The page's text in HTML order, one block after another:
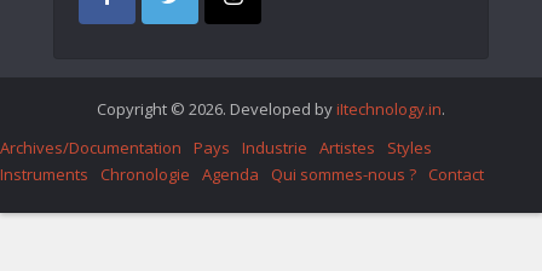
Copyright © 2026. Developed by iItechnology.in.
Archives/Documentation
Pays Industrie Artistes
Styles
Instruments
Chronologie Agenda Qui sommes-nous ? Contact